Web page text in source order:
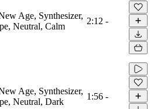
Age, Synthesizer,
Neutral, Calm
2:12 -
Age, Synthesizer,
Neutral, Dark
1:56 -